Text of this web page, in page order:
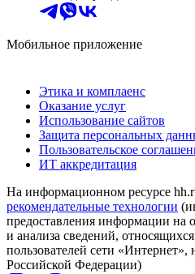
Мобильное приложение
Этика и комплаенс
Оказание услуг
Использование сайтов
Защита персональных
Пользовательское
ИТ аккредитация
На информационном ресурсе
рекомендательные технологии
предоставления информации на
и анализа сведений,
пользователей сети
Российской Федерации)